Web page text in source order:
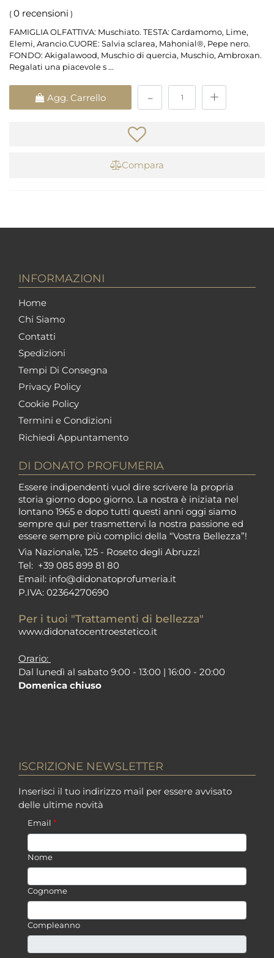
( 0 recensioni )
FAMIGLIA OLFATTIVA: Muschiato. TESTA: Cardamomo, Lime,
Elemi, Arancio.CUORE: Salvia sclarea, Mahonial®, Pepe nero.
FONDO: Akigalawood, Muschio di quercia, Muschio, Ambroxan.
Regalati una piacevole s ...
Agg. Carrello
Compara
INFORMAZIONI
Home
Chi Siamo
Contatti
Spedizioni
Tempi Di Consegna
Privacy Policy
Cookie Policy
Termini e Condizioni
Richiedi Appuntamento
DI DONATO PROFUMERIA
Essere indipendenti vuol dire scrivere la propria
storia giorno dopo giorno. La nostra è iniziata nel
lontano 1965 e dopo tutti questi anni oggi siamo
sempre qui per trasmettervi la nostra passione ed
essere sempre più complici della “Vostra Bellezza”!
Via Nazionale, 125 - Roseto degli Abruzzi
Tel: +39 085 899 81 80
Email: info@didonatoprofumeria.it
P.IVA: 02364270690
Per i tuoi "Trattamenti di bellezza"
www.didonatocentroestetico.it
Orario:
Dal lunedì al sabato 9:00 - 13:00 | 16:00 - 20:00
Domenica chiuso
ISCRIZIONE NEWSLETTER
Inserisci il tuo indirizzo mail per essere avvisato
delle ultime novità
Email *
Nome
Cognome
Compleanno